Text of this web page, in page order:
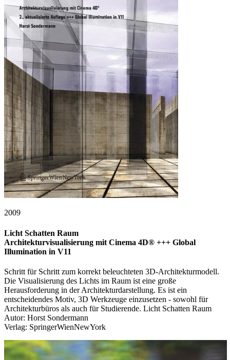
2009
Licht Schatten Raum
Architekturvisualisierung mit Cinema 4D® +++ Global
Illumination in V11
Schritt für Schritt zum korrekt beleuchteten 3D-Architekturmodell.
Die Visualisierung des Lichts im Raum ist eine große
Herausforderung in der Architekturdarstellung. Es ist ein
entscheidendes Motiv, 3D Werkzeuge einzusetzen - sowohl für
Architekturbüros als auch für Studierende. Licht Schatten Raum
Autor: Horst Sondermann
Verlag: SpringerWienNewYork